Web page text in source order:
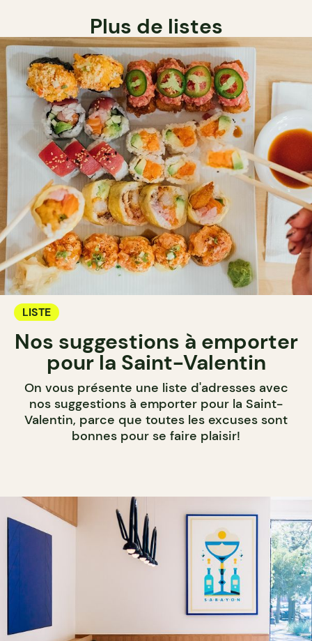
Plus de listes
LISTE
Nos suggestions à emporter
pour la Saint-Valentin
On vous présente une liste d'adresses avec
nos suggestions à emporter pour la Saint-
Valentin, parce que toutes les excuses sont
bonnes pour se faire plaisir!